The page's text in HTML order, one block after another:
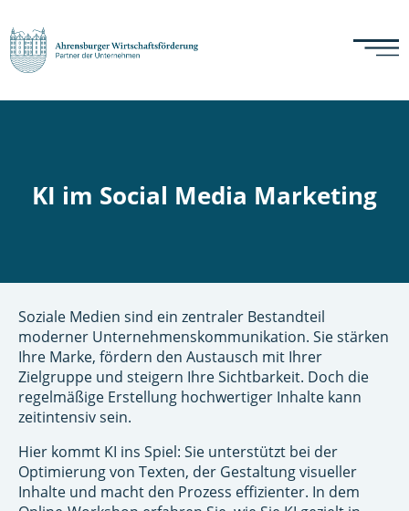
KI im Social Media Marketing
Soziale Medien sind ein zentraler Bestandteil
moderner Unternehmenskommunikation. Sie stärken
Ihre Marke, fördern den Austausch mit Ihrer
Zielgruppe und steigern Ihre Sichtbarkeit. Doch die
regelmäßige Erstellung hochwertiger Inhalte kann
zeitintensiv sein.
Hier kommt KI ins Spiel: Sie unterstützt bei der
Optimierung von Texten, der Gestaltung visueller
Inhalte und macht den Prozess effizienter. In dem